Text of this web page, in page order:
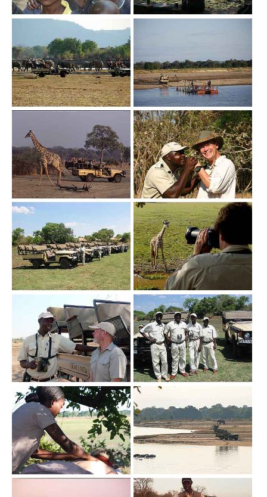
Show larger version
Show larger version
Show larger version Show larger version
Show larger version Show larger version
Show larger version Show larger version
Show larger version